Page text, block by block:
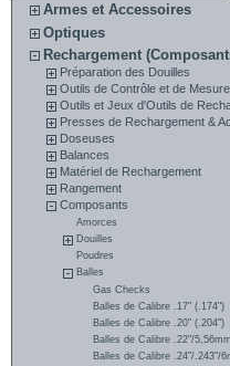
Armes et Accessoires
Optiques
Rechargement
Préparation des Douilles
Outils de Contrôle et de Mesure
Outils et Jeux d'Outils de
Presses de Rechargement &
Doseuses
Balances
Matériel de Rechargement
Rangement
Composants
Amorces
Douilles
Poudres
Balles
Gas Checks
Balles de Calibre .17" (.174")
Balles de Calibre .20" (.204")
Balles de Calibre .22"/5,56mm
Balles de Calibre .24"/.243"/